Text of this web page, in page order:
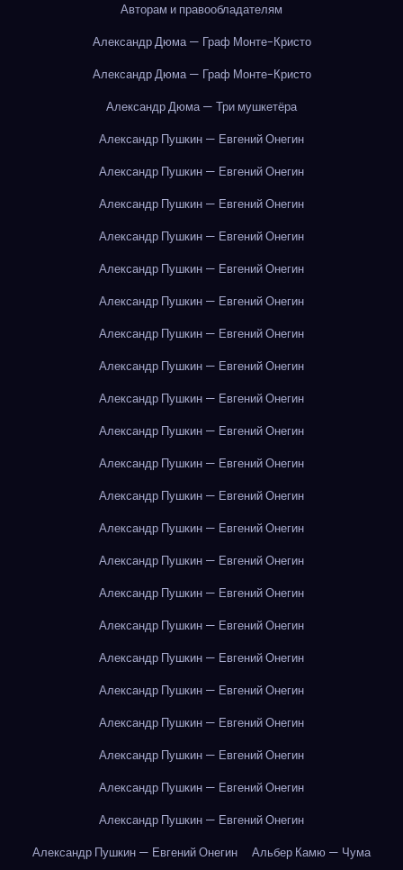
Авторам и правообладателям
Александр Дюма — Граф Монте-Кристо
Александр Дюма — Граф Монте-Кристо
Александр Дюма — Три мушкетёра
Александр Пушкин — Евгений Онегин
Александр Пушкин — Евгений Онегин
Александр Пушкин — Евгений Онегин
Александр Пушкин — Евгений Онегин
Александр Пушкин — Евгений Онегин
Александр Пушкин — Евгений Онегин
Александр Пушкин — Евгений Онегин
Александр Пушкин — Евгений Онегин
Александр Пушкин — Евгений Онегин
Александр Пушкин — Евгений Онегин
Александр Пушкин — Евгений Онегин
Александр Пушкин — Евгений Онегин
Александр Пушкин — Евгений Онегин
Александр Пушкин — Евгений Онегин
Александр Пушкин — Евгений Онегин
Александр Пушкин — Евгений Онегин
Александр Пушкин — Евгений Онегин
Александр Пушкин — Евгений Онегин
Александр Пушкин — Евгений Онегин
Александр Пушкин — Евгений Онегин
Александр Пушкин — Евгений Онегин
Александр Пушкин — Евгений Онегин
Александр Пушкин — Евгений Онегин
Альбер Камю — Чума